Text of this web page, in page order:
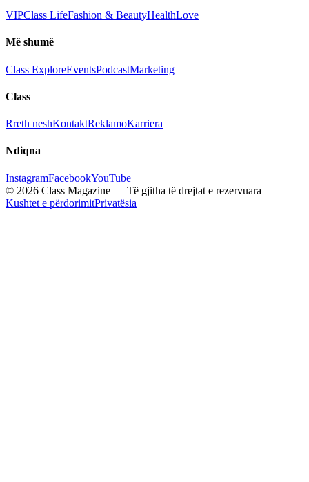
VIPClass LifeFashion & BeautyHealthLove
Më shumë
Class ExploreEventsPodcastMarketing
Class
Rreth neshKontaktReklamoKarriera
Ndiqna
InstagramFacebookYouTube
© 2026 Class Magazine — Të gjitha të drejtat e rezervuara
Kushtet e përdorimitPrivatësia